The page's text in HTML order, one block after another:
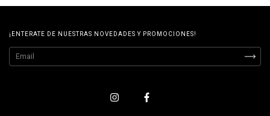
¡ENTERATE DE NUESTRAS NOVEDADES Y PROMOCIONES!